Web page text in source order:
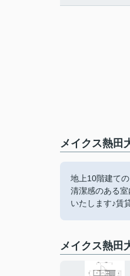
メイクス熱田
地上10階建て
清潔感のある
いたします♪賃
メイクス熱田